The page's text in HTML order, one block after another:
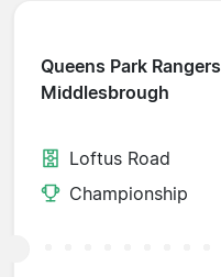
Queens Park Rangers
Middlesbrough
Loftus Road
Championship